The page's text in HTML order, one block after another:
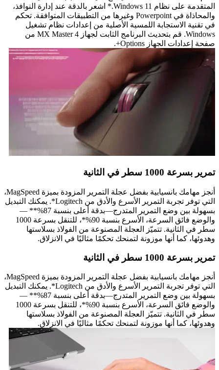
المتقدمة على نظام Windows 11.* اشعر بالدقة عند إدارة النوافذ،
والمحاذاة في Powerpoint وغيرها من التطبيقات المتوافقة. تحكم
في تقنية الاستجابة اللمسية الأصلية من إعدادات نظام تشغيل
Windows. قم بتحديث البرنامج الثابت لجهاز MX Master 4 من
صفحة إعدادات الجهاز Options+.
تمرير بسرعة 1000 سطر في الثانية
أنجز مهامك بانسيابية بفضل عجلة التمرير المزودة بميزة MagSpeed،
التي توفر تجربة التمرير الأسرع والأدق من Logitech*. يمكنك التبديل
بسهولة بين وضع التمرير المتدرج—بدقة أعلى بنسبة 87%** —
والوضع فائق السرعة، الأسرع بنسبة 90%*، للتنقل بسرعة 1000
سطر في الثانية. تتميّز العجلة المصنوعة من الفولاذ بسلاستها
وهدوئها، كما أنها موزونة لتمنحك تحكمًا مثاليًا في الانزلاق.
تمرير بسرعة 1000 سطر في الثانية
أنجز مهامك بانسيابية بفضل عجلة التمرير المزودة بميزة MagSpeed،
التي توفر تجربة التمرير الأسرع والأدق من Logitech*. يمكنك التبديل
بسهولة بين وضع التمرير المتدرج—بدقة أعلى بنسبة 87%** —
والوضع فائق السرعة، الأسرع بنسبة 90%*، للتنقل بسرعة 1000
سطر في الثانية. تتميّز العجلة المصنوعة من الفولاذ بسلاستها
وهدوئها، كما أنها موزونة لتمنحك تحكمًا مثاليًا في الانزلاق.